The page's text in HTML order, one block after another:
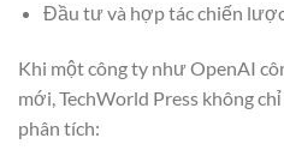
Đầu tư và hợp tác chiến
Khi một công ty như OpenAI
mới, TechWorld Press không
phân tích: